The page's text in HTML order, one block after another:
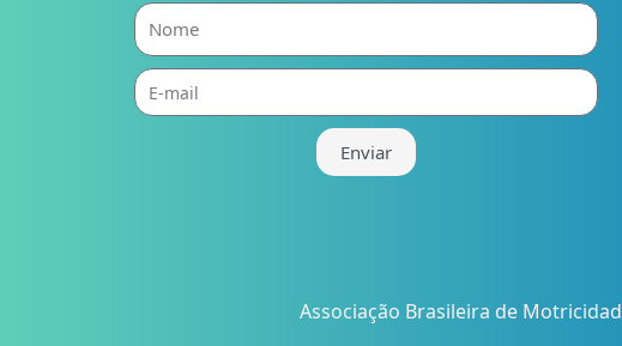
Nome
E-
mail
Enviar
Associação Brasileira de